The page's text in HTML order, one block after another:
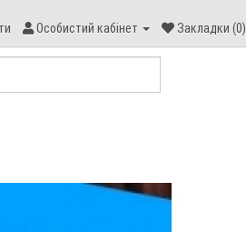
Особистий кабінет Закладки (0)